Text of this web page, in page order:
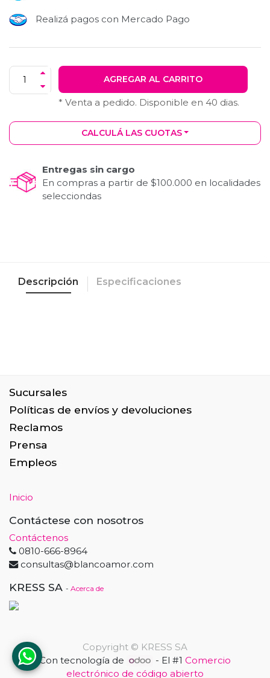
Realizá pagos con Mercado Pago
AGREGAR AL CARRITO
* Venta a pedido. Disponible en 40 dias.
CALCULÁ LAS CUOTAS
Entregas sin cargo
En compras a partir de $100.000 en localidades
selecciondas
Descripción Especificaciones
Sucursales
Políticas de envíos y devoluciones
Reclamos
Prensa
Empleos
Inicio
Contáctese con nosotros
Contáctenos
0810-666-8964
consultas@blancoamor.com
KRESS SA - Acerca de
Copyright © KRESS SA
Con tecnología de
- El #1Comercio
electrónico de código abierto